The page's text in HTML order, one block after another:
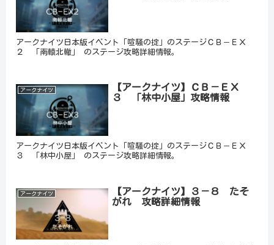
アークナイツ日本版イベント「喧騒の掟」のステージＣＢ－ＥＸ
２ 「南轅北轍」 のステージ攻略詳細情報。
アークナイツ
【アークナイツ】ＣＢ－ＥＸ
３ 「林中小屋」攻略情報
アークナイツ日本版イベント「喧騒の掟」のステージＣＢ－ＥＸ
３ 「林中小屋」 のステージ攻略詳細情報。
アークナイツ
【アークナイツ】３－８ たそ
がれ 攻略詳細情報